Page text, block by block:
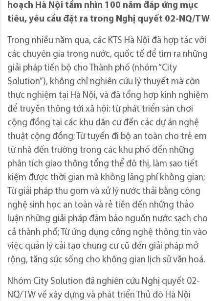
hoạch Hà Nội tầm nhìn 100 năm đáp ứng mục
tiêu, yêu cầu đặt ra trong Nghị quyết 02-NQ/TW
Trong nhiều năm qua, các KTS Hà Nội đã hợp tác với
các chuyên gia trong nước, quốc tế để tìm ra những
giải pháp tiến bộ cho Thành phố (nhóm “City
Solution”), không chỉ nghiên cứu lý thuyết mà còn
thực nghiệm tại Hà Nội, và đã tổng hợp kinh nghiệm
để truyền thông tới xã hội: từ phát triển sân chơi
cộng đồng tại các khu dân cư đến các dự án nghệ
thuật cộng đồng; Từ tuyến đi bộ an toàn cho trẻ em
từ nhà đến trường trong các khu phố đến những
phân tích giao thông tổng thể đô thị, làm sao tiết
kiệm được thời gian mà không lãng phí không gian;
Từ giải pháp thu gom và xử lý nước thải bằng công
nghệ sinh học an toàn và rẻ tiền đến những thảo
luận những giải pháp đảm bảo nguồn nước sạch cho
cả thành phố; Từ ứng dụng công nghệ thông tin vào
việc quản lý cải tạo chung cư cũ đến giải pháp mở
rộng, tăng sức sống cho không gian lịch sử văn hoá.
Nhóm City Solution đã nghiên cứu Nghị quyết 02-
NQ/TW về xây dựng và phát triển Thủ đô Hà Nội